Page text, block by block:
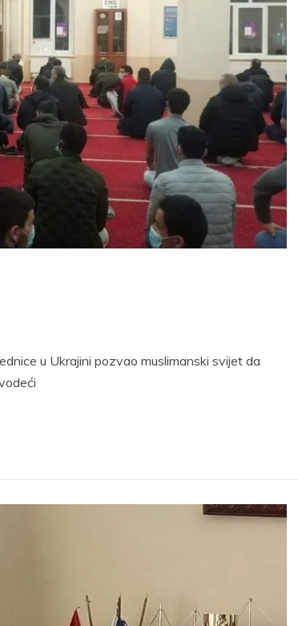
u Ukrajini pozvao muslimanski svijet da
za
Javni poziv
raseljenim
osobama i
povratnicima za
dodjelu donacija za
kupovinu
građevinskog
materijala
24/04/2026
1 min read